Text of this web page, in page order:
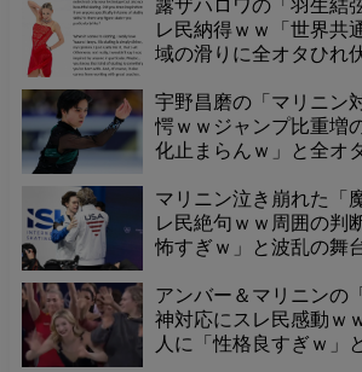
露ザハロワの「羽生結
レ民納得ｗｗ「世界共
域の滑りに全オタひれ
宇野昌磨の「マリニン
愕ｗｗジャンプ比重増
化止まらんｗ」と全オ
マリニン泣き崩れた「
レ民絶句ｗｗ周囲の判
怖すぎｗ」と波乱の舞
アンバー＆マリニンの
神対応にスレ民感動ｗ
人に「性格良すぎｗ」